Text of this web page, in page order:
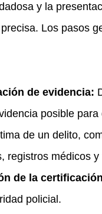
y la
Los pasos
de evidencia:
posible
de un delito,
registros médicos
de la certificación
policial.